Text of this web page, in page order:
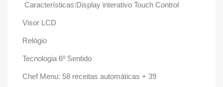
Características:Display interativo Touch Control
Visor LCD
Relógio
Tecnologia 6º Sentido
Chef Menu: 58 receitas automáticas + 39